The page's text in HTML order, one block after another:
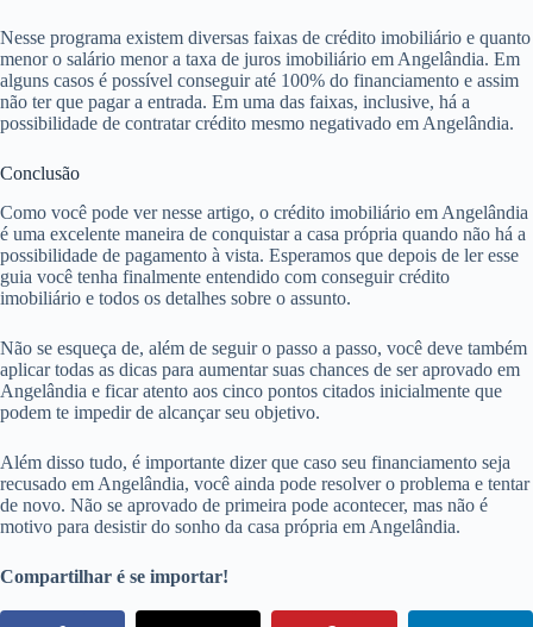
Nesse programa existem diversas faixas de crédito imobiliário e quanto
menor o salário menor a taxa de juros imobiliário em Angelândia. Em
alguns casos é possível conseguir até 100% do financiamento e assim
não ter que pagar a entrada. Em uma das faixas, inclusive, há a
possibilidade de contratar crédito mesmo negativado em Angelândia.
Conclusão
Como você pode ver nesse artigo, o crédito imobiliário em Angelândia
é uma excelente maneira de conquistar a casa própria quando não há a
possibilidade de pagamento à vista. Esperamos que depois de ler esse
guia você tenha finalmente entendido com conseguir crédito
imobiliário e todos os detalhes sobre o assunto.
Não se esqueça de, além de seguir o passo a passo, você deve também
aplicar todas as dicas para aumentar suas chances de ser aprovado em
Angelândia e ficar atento aos cinco pontos citados inicialmente que
podem te impedir de alcançar seu objetivo.
Além disso tudo, é importante dizer que caso seu financiamento seja
recusado em Angelândia, você ainda pode resolver o problema e tentar
de novo. Não se aprovado de primeira pode acontecer, mas não é
motivo para desistir do sonho da casa própria em Angelândia.
Compartilhar é se importar!